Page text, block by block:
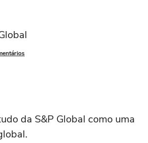
da S&P Global como uma